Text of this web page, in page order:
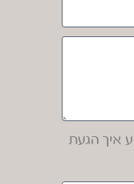
איך הגעת